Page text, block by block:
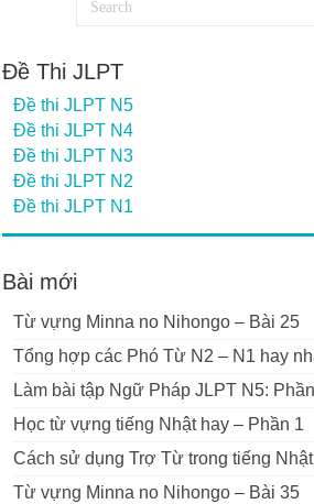
Đề Thi JLPT
Đề thi JLPT N5
Đề thi JLPT N4
Đề thi JLPT N3
Đề thi JLPT N2
Đề thi JLPT N1
Bài mới
Từ vựng Minna no Nihongo – Bài 25
Tổng hợp các Phó Từ N2 – N1 hay
Làm bài tập Ngữ Pháp JLPT N5:
Học từ vựng tiếng Nhật hay – Phần 1
Cách sử dụng Trợ Từ trong tiếng
Từ vựng Minna no Nihongo – Bài 35